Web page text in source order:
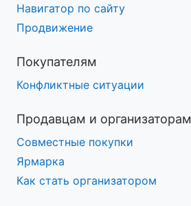
Навигатор по сайту
Продвижение
Покупателям
Конфликтные ситуации
Продавцам и организаторам
Совместные покупки
Ярмарка
Как стать организатором